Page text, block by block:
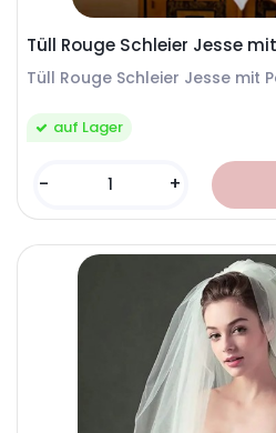
Tüll Rouge Schleier Jesse
Tüll Rouge Schleier Jesse mit
auf Lager
- +